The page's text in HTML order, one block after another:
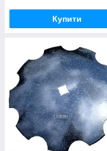
Купити